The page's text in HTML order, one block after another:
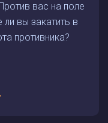
вас на поле
вы закатить в
противника?